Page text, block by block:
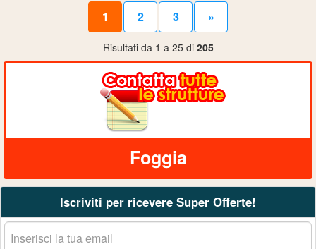
1 2 3 »
Risultati da 1 a 25 di 205
Foggia
Iscriviti per ricevere Super Offerte!
La
tua